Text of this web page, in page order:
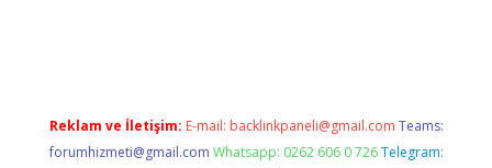
Reklam ve İletişim: E-mail: backlinkpaneli@gmail.com Teams:
forumhizmeti@gmail.com Whatsapp: 0262 606 0 726 Telegram: